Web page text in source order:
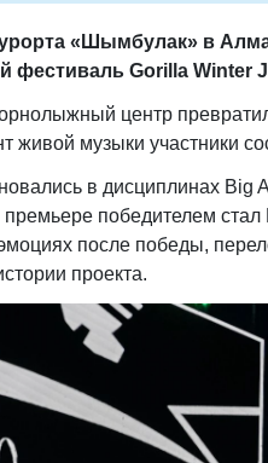
«Шымбулак» в
фестиваль Gorilla Winter
центр
живой музыки участники
в дисциплинах Big
премьере победителем
после победы,
проекта.